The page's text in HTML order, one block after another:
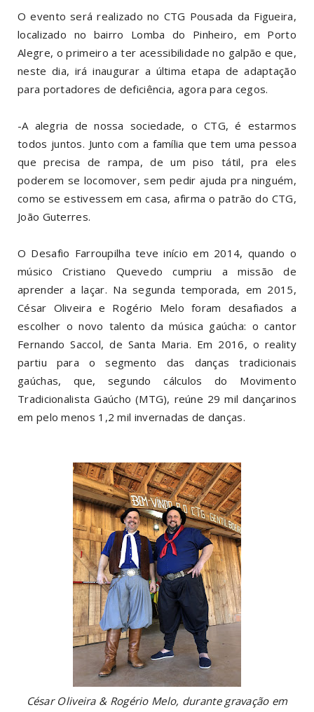
O evento será realizado no CTG Pousada da Figueira,
localizado no bairro Lomba do Pinheiro, em Porto
Alegre, o primeiro a ter acessibilidade no galpão e que,
neste dia, irá inaugurar a última etapa de adaptação
para portadores de deficiência, agora para cegos.
-A alegria de nossa sociedade, o CTG, é estarmos
todos juntos. Junto com a família que tem uma pessoa
que precisa de rampa, de um piso tátil, pra eles
poderem se locomover, sem pedir ajuda pra ninguém,
como se estivessem em casa, afirma o patrão do CTG,
João Guterres.
O Desafio Farroupilha teve início em 2014, quando o
músico Cristiano Quevedo cumpriu a missão de
aprender a laçar. Na segunda temporada, em 2015,
César Oliveira e Rogério Melo foram desafiados a
escolher o novo talento da música gaúcha: o cantor
Fernando Saccol, de Santa Maria. Em 2016, o reality
partiu para o segmento das danças tradicionais
gaúchas, que, segundo cálculos do Movimento
Tradicionalista Gaúcho (MTG), reúne 29 mil dançarinos
em pelo menos 1,2 mil invernadas de danças.
César Oliveira & Rogério Melo, durante gravação em